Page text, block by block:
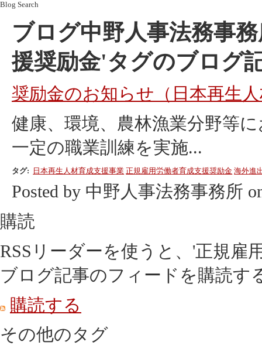
Blog Search
ブログ中野人事法務事
援奨励金'タグのブログ
奨励金のお知らせ（日本再生
健康、環境、農林漁業分野等
一定の職業訓練を実施...
タグ: 日本再生人材育成支援事業 正規雇用労働者育成支援奨励金 海外進
Posted by 中野人事法務事務所
購読
RSSリーダーを使うと、'正規雇
ブログ記事のフィードを購読す
購読する
その他のタグ